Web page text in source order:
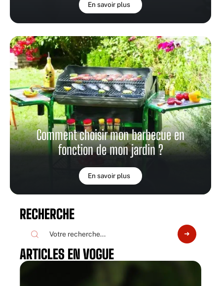
En savoir plus
Comment choisir mon barbecue en
fonction de mon jardin ?
En savoir plus
RECHERCHE
ARTICLES EN VOGUE